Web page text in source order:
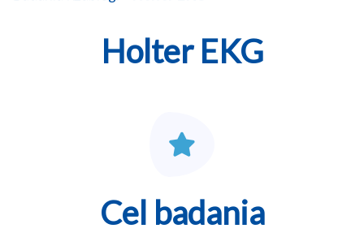
Holter EKG
Cel badania